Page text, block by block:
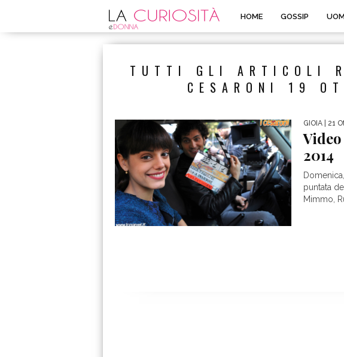
HOME GOSSIP
TUTTI GLI ARTICOLI
CESARONI 19
GIOIA | 21
2014
puntata
Mimmo,